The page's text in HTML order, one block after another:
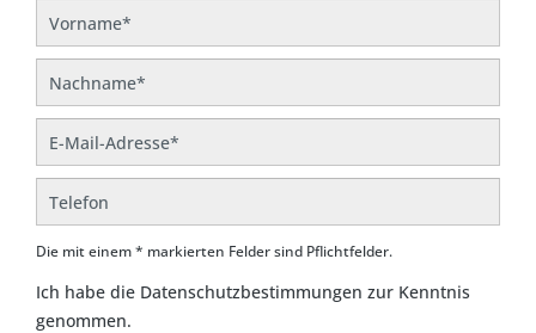
Die mit einem * markierten Felder sind Pflichtfelder.
Ich habe die Datenschutzbestimmungen zur Kenntnis
genommen.